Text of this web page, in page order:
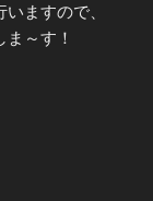
ますので、
～す！